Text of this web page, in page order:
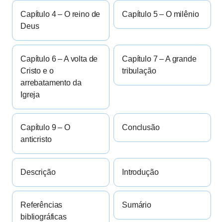
Capítulo 4 – O reino de
Deus
Capítulo 5 – O milênio
Capítulo 6 – A volta de
Cristo e o
arrebatamento da
Igreja
Capítulo 7 – A grande
tribulação
Capítulo 9 – O
anticristo
Conclusão
Descrição Introdução
Referências
bibliográficas
Sumário